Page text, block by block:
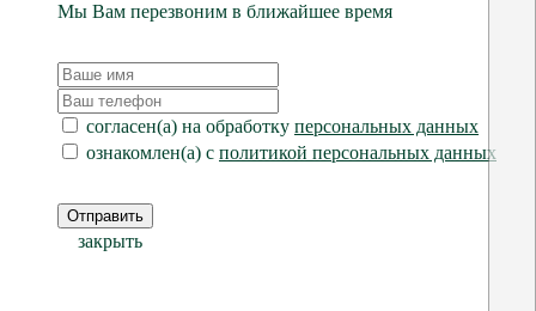
Мы Вам перезвоним в ближайшее время
согласен(а) на обработку персональных данных
ознакомлен(а) с политикой персональных данных
Отправить
закрыть